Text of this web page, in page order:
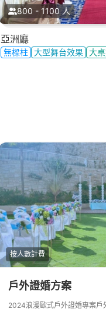
800 - 1100 人
亞洲廳
無樑柱
大型舞台效果 大
按人數計費
戶外證婚方案
2024浪漫歐式戶外證婚專案